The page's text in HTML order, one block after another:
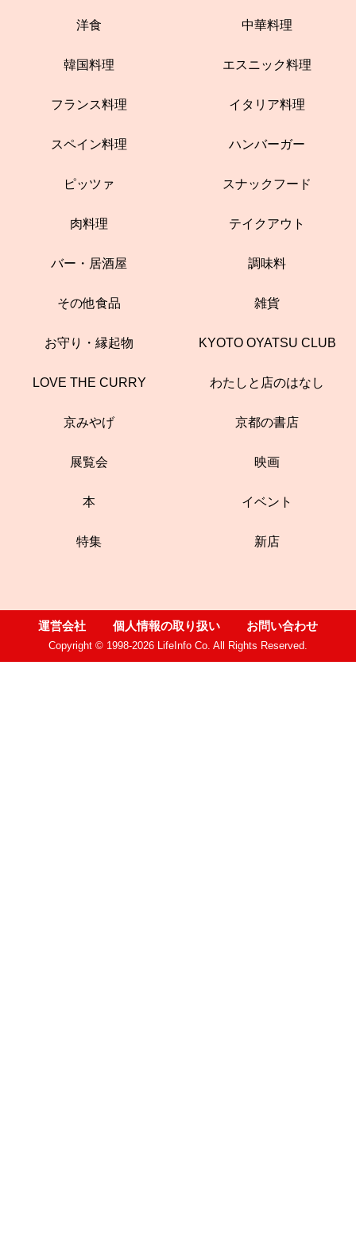
洋食 中華料理
韓国料理 エスニック料理
フランス料理 イタリア料理
スペイン料理 ハンバーガー
ピッツァ スナックフード
肉料理 テイクアウト
バー・居酒屋 調味料
その他食品 雑貨
お守り・縁起物 KYOTO OYATSU CLUB
LOVE THE CURRY わたしと店のはなし
京みやげ 京都の書店
展覧会 映画
本 イベント
特集 新店
運営会社 個人情報の取り扱い お問い合わせ
Copyright © 1998-2026 LifeInfo Co. All Rights Reserved.